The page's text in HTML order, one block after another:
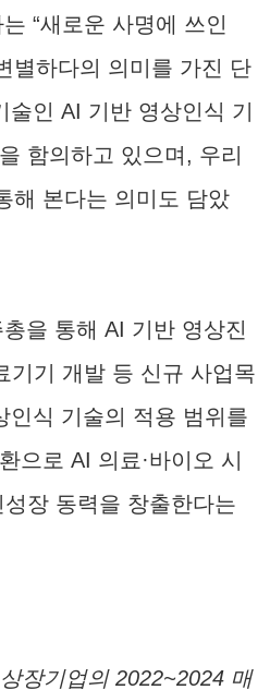
“새로운 사명에 쓰인
별하다의 의미를 가진 단
인 AI 기반 영상인식 기
함의하고 있으며, 우리
해 본다는 의미도 담았
을 통해 AI 기반 영상진
기기 개발 등 신규 사업목
인식 기술의 적용 범위를
으로 AI 의료·바이오 시
장 동력을 창출한다는
장기업의 2022~2024 매